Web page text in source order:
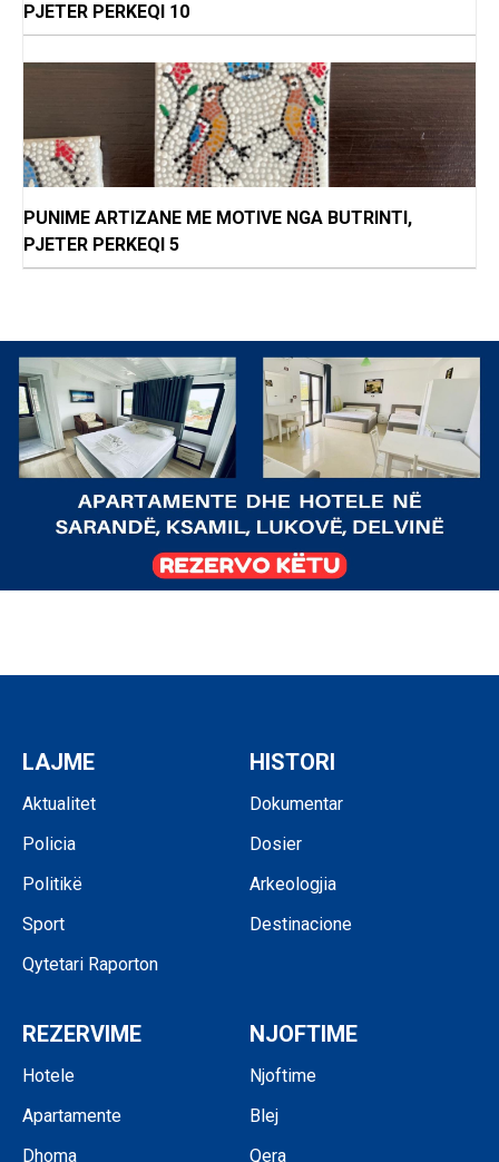
PJETER PERKEQI 10
PUNIME ARTIZANE ME MOTIVE NGA BUTRINTI,
PJETER PERKEQI 5
LAJME
Aktualitet
Policia
Politikë
Sport
Qytetari Raporton
HISTORI
Dokumentar
Dosier
Arkeologjia
Destinacione
REZERVIME
Hotele
Apartamente
Dhoma
NJOFTIME
Njoftime
Blej
Qera